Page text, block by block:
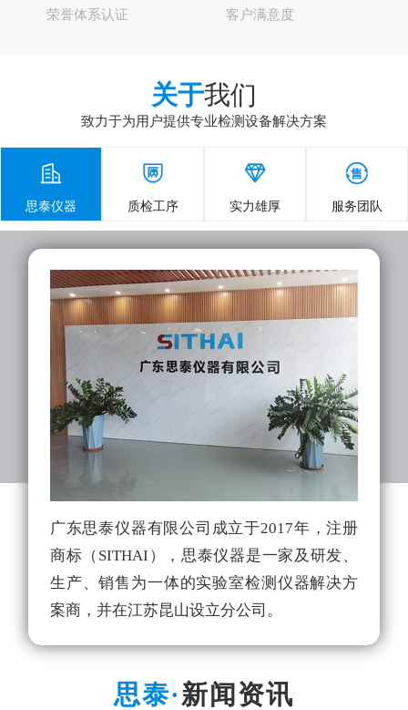
荣誉体系认证 客户满意度
关于我们
致力于为用户提供专业检测设备解决方案

思泰仪器

质检工序

实力雄厚

服务团队
广东思泰仪器有限公司成立于2017年，注册
商标（SITHAI），思泰仪器是一家及研发、
生产、销售为一体的实验室检测仪器解决方
案商，并在江苏昆山设立分公司。
新闻资讯